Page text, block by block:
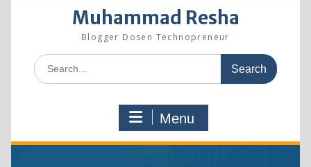
Muhammad Resha
Blogger Dosen Technopreneur
Search
for:
Menu